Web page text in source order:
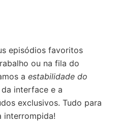
episódios favoritos
ou na fila do
a estabilidade do
interface e a
exclusivos. Tudo para
interrompida!